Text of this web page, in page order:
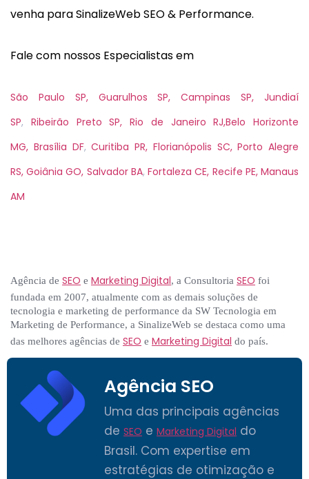
venha para SinalizeWeb SEO & Performance.
Fale com nossos Especialistas em
São Paulo SP,Guarulhos SP, Campinas SP,
Jundiaí
SP, Ribeirão Preto SP, Rio de Janeiro RJ,Belo Horizonte
MG, Brasília DF,Curitiba PR, Florianópolis SC, Porto Alegre
RS, Goiânia GO, Salvador BA,Fortaleza CE, Recife PE, Manaus
AM
Agência de SEO e Marketing Digital, a Consultoria SEO foi
fundada em 2007, atualmente com as demais soluções de
tecnologia e marketing de performance da SW Tecnologia em
Marketing de Performance, a SinalizeWeb se destaca como uma
das melhores agências de SEO e Marketing Digital do país.
Agência SEO
Uma das principais agências
de SEO e Marketing Digital do
Brasil. Com expertise em
estratégias de otimização e